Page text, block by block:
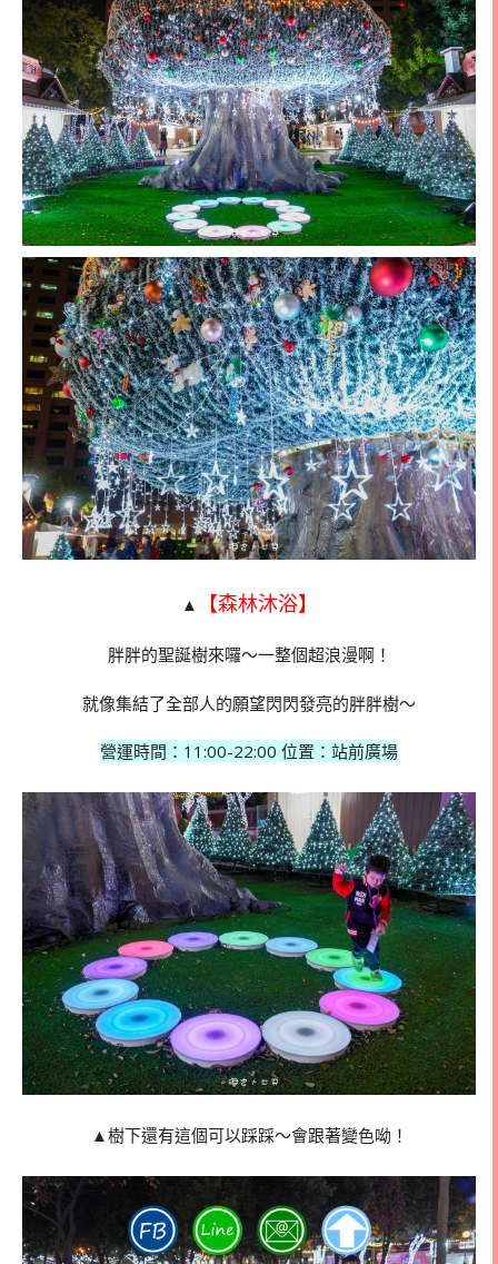
▲ 【森林沐浴】
胖胖的聖誕樹來囉～一整個超浪漫啊！
就像集結了全部人的願望閃閃發亮的胖胖樹～
營運時間： 11:00-22:00 位置：站前廣場
▲樹下還有這個可以踩踩～會跟著變色呦！